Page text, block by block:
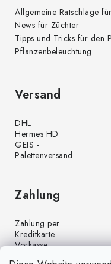
Allgemeine Ratschläge
News für Züchter
Tipps und Tricks für den
Pflanzenbeleuchtung
Versand
DHL
Hermes HD
GEIS -
Palettenversand
Zahlung
Zahlung per
Kreditkarte
Vorkasse